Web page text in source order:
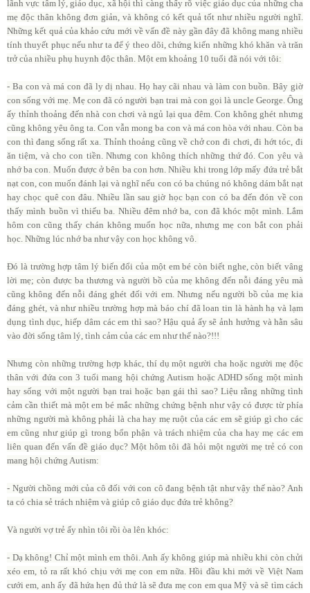
lãnh vực tâm lý, giáo dục, xã hội thì càng thấy rõ việc giáo dục của những cha
mẹ độc thân không đơn giản, và không có kết quả tốt như nhiều người nghĩ.
Những kết quả của khảo cứu mới về vấn đề này gần đây đã không mang nhiều
tính thuyết phục nếu như ta để ý theo dõi, chứng kiến những khó khăn và trăn
trở của nhiều phụ huynh độc thân. Một em khoảng 10 tuổi đã nói với tôi:
- Ba con và má con đã ly dị nhau. Họ hay cãi nhau và làm con buồn. Bây giờ
con sống với mẹ. Mẹ con đã có người bạn trai mà con gọi là uncle George. Ông
ấy thỉnh thoảng đến nhà con chơi và ngủ lại qua đêm. Con không ghét nhưng
cũng không yêu ông ta. Con vẫn mong ba con và má con hòa với nhau. Còn ba
con thì đang sống rất xa. Thỉnh thoảng cũng về chở con đi chơi, đi hớt tóc, đi
ăn tiệm, và cho con tiền. Nhưng con không thích những thứ đó. Con yêu và
nhớ ba con. Muốn được ở bên ba con hơn. Nhiều khi trong lớp mấy đứa trẻ bắt
nạt con, con muốn đánh lại và nghĩ nếu con có ba chúng nó không dám bắt nạt
hay chọc quê con đâu. Nhiều lần sau giờ học bạn con có ba đến đón về con
thấy mình buồn vì thiếu ba. Nhiều đêm nhớ ba, con đã khóc một mình. Lắm
hôm con cũng thấy chán không muốn học nữa, nhưng mẹ con bắt con phải
học. Những lúc nhớ ba như vậy con học không vô.
Đó là trường hợp tâm lý biến đổi của một em bé còn biết nghe, còn biết vâng
lời mẹ; còn được ba thương và người bồ của mẹ không đến nỗi đáng yêu mà
cũng không đến nỗi đáng ghét đối với em. Nhưng nếu người bồ của mẹ kia
đáng ghét, và như nhiều trường hợp mà báo chí đã loan tin là hành hạ và lạm
dụng tình dục, hiếp dâm các em thì sao? Hậu quả ấy sẽ ảnh hưởng và hằn sâu
vào đời sống tâm lý, tình cảm của các em như thế nào?!!!
Nhưng còn những trường hợp khác, thí dụ một người cha hoặc người mẹ độc
thân với đứa con 3 tuổi mang hội chứng Autism hoặc ADHD sống một mình
hay sống với một người bạn trai hoặc bạn gái thì sao? Liệu rằng những tình
cảm cần thiết mà một em bé mắc những chứng bệnh như vậy có được từ phía
những người mà không phải là cha hay mẹ ruột của các em sẽ giúp gì cho các
em cũng như giúp gì trong bổn phận và trách nhiệm của cha hay mẹ các em
liên quan đến vấn đề giáo dục? Một hôm tôi đã hỏi một người mẹ trẻ có con
mang hội chứng Autism:
- Người chồng mới của cô đối với con cô đang bệnh tật như vậy thế nào? Anh
ta có chia sẻ trách nhiệm và giúp cô giáo dục đứa trẻ không?
Và người vợ trẻ ấy nhìn tôi rồi òa lên khóc:
- Dạ không! Chỉ một mình em thôi. Anh ấy không giúp mà nhiều khi còn chửi
xéo em, tỏ ra rất khó chịu với mẹ con em nữa. Hồi đầu khi mới về Việt Nam
cưới em, anh ấy đã hứa hẹn đủ thứ là sẽ đưa mẹ con em qua Mỹ và sẽ tìm cách